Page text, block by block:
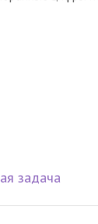
задача